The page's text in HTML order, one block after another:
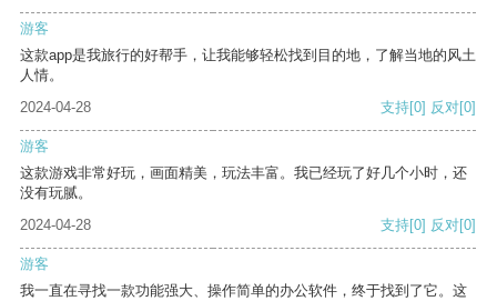
游客
这款app是我旅行的好帮手，让我能够轻松找到目的地，了解当地的风土
人情。
2024-04-28
支持[0] 反对[0]
游客
这款游戏非常好玩，画面精美，玩法丰富。我已经玩了好几个小时，还
没有玩腻。
2024-04-28
支持[0] 反对[0]
游客
我一直在寻找一款功能强大、操作简单的办公软件，终于找到了它。这